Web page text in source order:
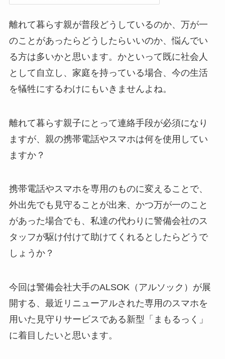
離れて暮らす親が普段どうしているのか、万が一
のことがあったらどうしたらいいのか、悩んでい
る方は多いかと思います。かといって既に社会人
として自立し、家庭を持っている場合、今の生活
を犠牲にするわけにもいきませんよね。
離れて暮らす親子にとって連絡手段が必須になり
ますが、親の携帯電話やスマホは何を使用してい
ますか？
携帯電話やスマホを専用のものに変えることで、
外出先でも見守ることが出来、かつ万が一のこと
があった場合でも、私達の代わりに警備会社のス
タッフが駆け付けて助けてくれるとしたらどうで
しょうか？
今回は警備会社大手のALSOK（アルソック）が展
開する、最近リニューアルされた専用のスマホを
用いた見守りサービスである新型「まもるっく」
に着目したいと思います。